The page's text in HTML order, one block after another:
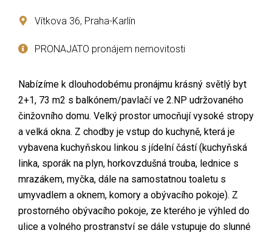
Vítkova 36, Praha-Karlín
PRONAJATO pronájem nemovitosti
Nabízíme k dlouhodobému pronájmu krásný světlý byt
2+1, 73 m2 s balkónem/pavlačí ve 2.NP udržovaného
činžovního domu. Velký prostor umocňují vysoké stropy
a velká okna. Z chodby je vstup do kuchyně, která je
vybavena kuchyňskou linkou s jídelní částí (kuchyňská
linka, sporák na plyn, horkovzdušná trouba, lednice s
mrazákem, myčka, dále na samostatnou toaletu s
umyvadlem a oknem, komory a obývacího pokoje). Z
prostorného obývacího pokoje, ze kterého je výhled do
ulice a volného prostranství se dále vstupuje do slunné